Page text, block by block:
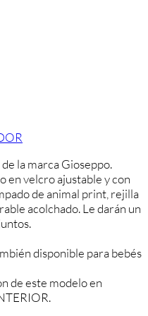
la marca Gioseppo.
en velcro ajustable y con
de animal print, rejilla
acolchado. Le darán un
disponible para bebés
de este modelo en